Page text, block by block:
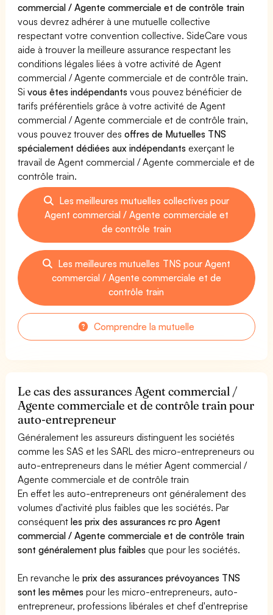
commercial / Agente commerciale et de contrôle train
vous devrez adhérer à une mutuelle collective
respectant votre convention collective. SideCare vous
aide à trouver la meilleure assurance respectant les
conditions légales liées à votre activité de Agent
commercial / Agente commerciale et de contrôle train.
Sivous êtes indépendants vous pouvez bénéficier de
tarifs préférentiels grâce à votre activité de Agent
commercial / Agente commerciale et de contrôle train,
vous pouvez trouver desoffres de Mutuelles TNS
spécialement dédiées aux indépendants exerçant le
travail de Agent commercial / Agente commerciale et de
contrôle train.
Les meilleures mutuelles collectives pour
Agent commercial / Agente commerciale et
de contrôle train
Les meilleures mutuelles TNS pour Agent
commercial / Agente commerciale et de
contrôle train
Comprendre la mutuelle
Le cas des assurances Agent commercial /
Agente commerciale et de contrôle train pour
auto-entrepreneur
Généralement les assureurs distinguent les sociétés
comme les SAS et les SARL des micro-entrepreneurs ou
auto-entrepreneurs dans le métier Agent commercial /
Agente commerciale et de contrôle train
En effet les auto-entrepreneurs ont généralement des
volumes d'activité plus faibles que les sociétés. Par
conséquentles prix des assurances rc pro Agent
commercial / Agente commerciale et de contrôle train
sont généralement plus faibles que pour les sociétés.
En revanche leprix des assurances prévoyances TNS
sont les mêmes pour les micro-entrepreneurs, auto-
entrepreneur, professions libérales et chef d'entreprise